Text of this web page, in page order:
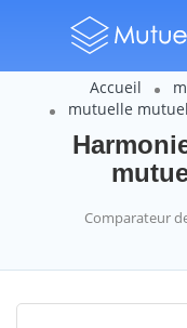
Accueil
mutuelle
Comparateur